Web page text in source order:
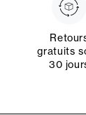
gratuits
30